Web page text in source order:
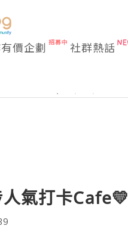
價企劃 社群熱話
氣打卡Cafe💛